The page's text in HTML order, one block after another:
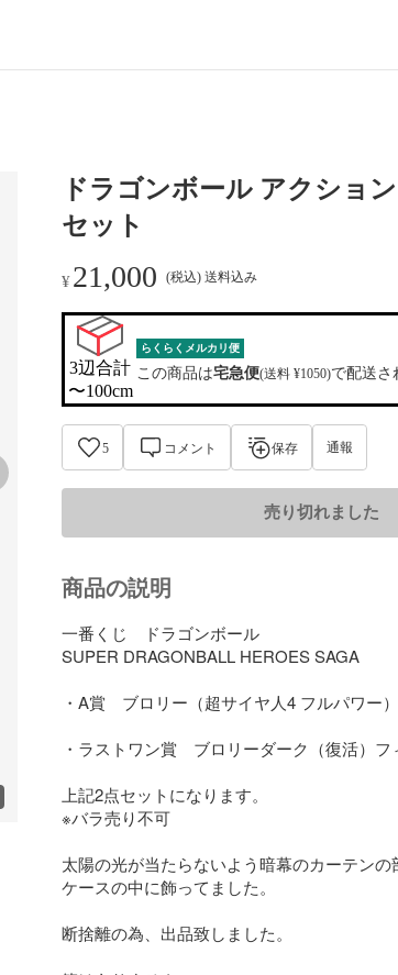
ドラゴンボール アクショ
セット
¥ 21,000 (税込) 送料込み
3辺合計
〜100cm
らくらくメルカリ便
この商品は宅急便(送料 ¥1050)で配送さ
5 コメント 保存 通報
売り切れました
商品の説明
一番くじ　ドラゴンボール
SUPER DRAGONBALL HEROES SAGA
・A賞　ブロリー（超サイヤ人4 フルパワー
・ラストワン賞　ブロリーダーク（復活）フ
上記2点セットになります。
※バラ売り不可
太陽の光が当たらないよう暗幕のカーテン
ケースの中に飾ってました。
断捨離の為、出品致しました。